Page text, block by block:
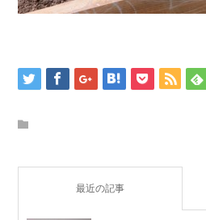
最近の記事